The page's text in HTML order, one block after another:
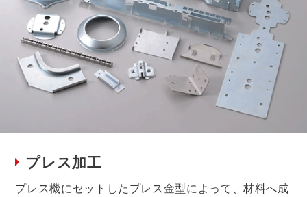
プレス加工
プレス機にセットしたプレス金型によって、材料へ成